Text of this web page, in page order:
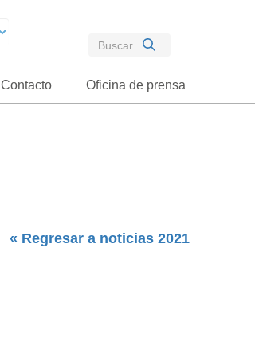
Contacto Oficina de prensa
« Regresar a noticias 2021